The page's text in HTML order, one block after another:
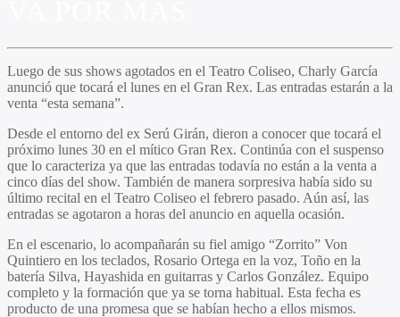
Luego de sus shows agotados en el Teatro Coliseo, Charly García
anunció que tocará el lunes en el Gran Rex. Las entradas estarán a la
venta “esta semana”.
Desde el entorno del ex Serú Girán, dieron a conocer que tocará el
próximo lunes 30 en el mítico Gran Rex. Continúa con el suspenso
que lo caracteriza ya que las entradas todavía no están a la venta a
cinco días del show. También de manera sorpresiva había sido su
último recital en el Teatro Coliseo el febrero pasado. Aún así, las
entradas se agotaron a horas del anuncio en aquella ocasión.
En el escenario, lo acompañarán su fiel amigo “Zorrito” Von
Quintiero en los teclados, Rosario Ortega en la voz, Toño en la
batería Silva, Hayashida en guitarras y Carlos González. Equipo
completo y la formación que ya se torna habitual. Esta fecha es
producto de una promesa que se habían hecho a ellos mismos.